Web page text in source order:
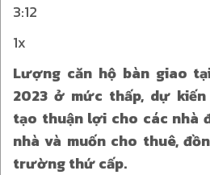
3:12
1x
Lượng căn hộ bàn giao
2023 ở mức thấp, dự
tạo thuận lợi cho các nhà
nhà và muốn cho thuê,
trường thứ cấp.